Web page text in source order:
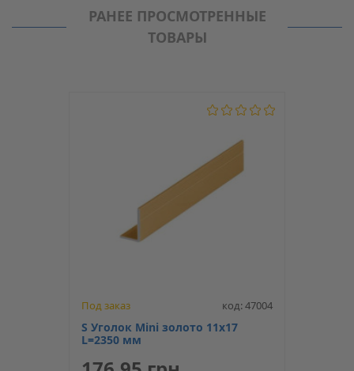
РАНЕЕ ПРОСМОТРЕННЫЕ
ТОВАРЫ
Под заказ код: 47004
S Уголок Mini золото 11х17
L=2350 мм